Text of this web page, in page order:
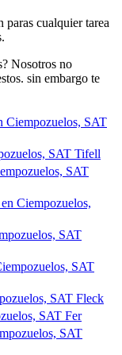
paras cualquier tarea
Nosotros no
sin embargo te
Ciempozuelos, SAT
SAT Tifell
SAT
Ciempozuelos,
SAT
SAT
SAT Fleck
SAT Fer
SAT